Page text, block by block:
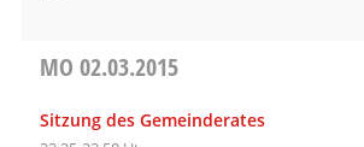
MO 02.03.2015
Sitzung des Gemeinderates